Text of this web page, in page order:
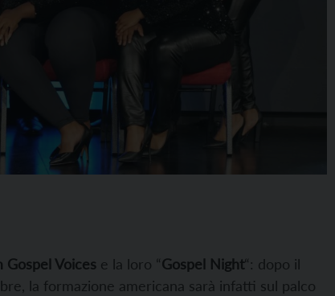
Gospel Voices e la loro “Gospel Night“: dopo il
la formazione americana sarà infatti sul palco